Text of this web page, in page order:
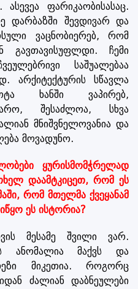
ფარიკაობისასაც.
დარბაზში შევდივარ და
ვაცნობიერებ, რომ
გავთავისუფლდი. ჩემი
საშუალებაა
არქიტექტურის სწავლა
ხანში ვაპირებ,
შესაძლოა, სხვა
მნიშვნელოვანია და
მოვადუნო.
ყურისმომჭრელად
დაამტკიცეთ, რომ ეს
რომ მთელმა ქვეყანამ
ეს ისტორია?
მესამე შვილი ვარ.
ანომალია მაქვს და
მიკეთია. როგორც
ძალიან დაბნეულები